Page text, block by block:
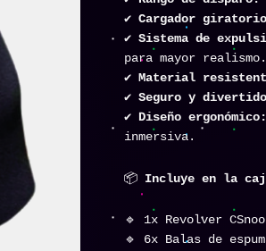
✔ Cargador
✔ Sistema de
para mayor realismo.
✔ Material
✔ Seguro y
✔ Diseño ergonómico:
inmersiva.
📦 Incluye en la
🔹 1x Revolver
🔹 6x Balas de